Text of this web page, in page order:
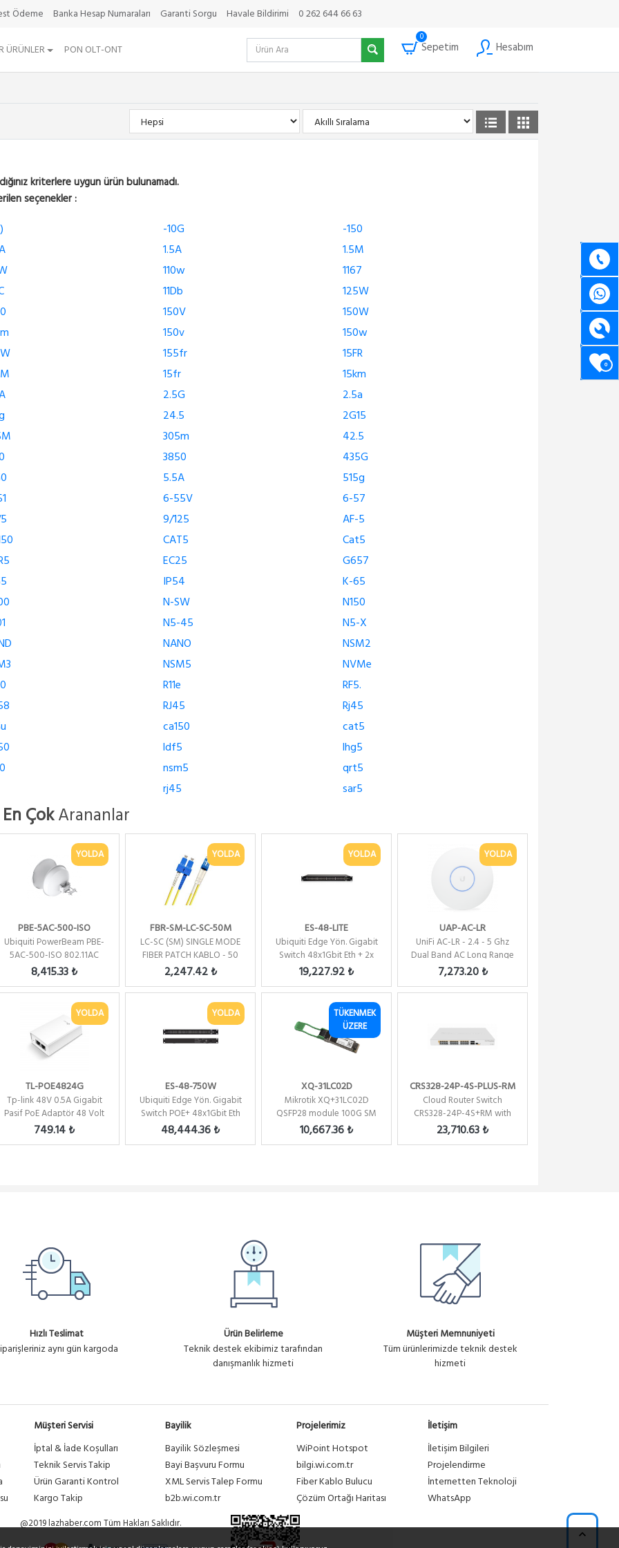
Ödeme Banka Hesap Numaraları Garanti Sorgu Havale Bildirimi 0 262 644 66 63
ÜRÜNLER PON OLT-ONT
0
Sepetim Hesabım
0
kriterlere uygun ürün bulunamadı.
seçenekler :
-10G
-150
1.5A
1.5M
110w
1167
11Db
125W
150V
150W
150v
150w
155fr
15FR
15fr
15km
2.5G
2.5a
24.5
2G15
305m
42.5
3850
435G
5.5A
515g
6-55V
6-57
9/125
AF-5
CAT5
Cat5
EC25
G657
IP54
K-65
N-SW
N150
N5-45
N5-X
NANO
NSM2
NSM5
NVMe
R11e
RF5.
RJ45
Rj45
ca150
cat5
ldf5
lhg5
nsm5
qrt5
rj45 sar5
ÇokArananlar
YOLDA
PBE-5AC-500-ISO
Ubiquiti PowerBeam PBE-
5AC-500-ISO 802.11AC
450MBPS AP
8,415.33 ₺
YOLDA
FBR-SM-LC-SC-50M
LC-SC (SM) SINGLE MODE
FIBER PATCH KABLO - 50
METRE
2,247.42 ₺
YOLDA
ES-48-LITE
Ubiquiti Edge Yön. Gigabit
Switch 48x1Gbit Eth + 2x
SFP + 2x SFP+
19,227.92 ₺
YOLDA
UAP-AC-LR
UniFi AC-LR - 2.4 - 5 Ghz
Dual Band AC Long Range
AP 3x3 MiMo
7,273.20 ₺
YOLDA
TL-POE4824G
Tp-link 48V 0.5A Gigabit
Pasif PoE Adaptör 48 Volt
- 24 Watt 500m...
749.14 ₺
YOLDA
ES-48-750W
Ubiquiti Edge Yön. Gigabit
Switch POE+ 48x1Gbit Eth
+ 2x SFP + 2x ...
48,444.36 ₺
TÜKENMEK
ÜZERE
XQ-31LC02D
Mikrotik XQ+31LC02D
QSFP28 module 100G SM
2km 1310nm CWDM4
10,667.36 ₺
CRS328-24P-4S-PLUS-RM
Cloud Router Switch
CRS328-24P-4S+RM with
RouterOS L5 24 PORT
23,710.63 ₺
Hızlı Teslimat
aynı gün kargoda
Ürün Belirleme
Teknik destek ekibimiz tarafından
danışmanlık hizmeti
Müşteri Memnuniyeti
Tüm ürünlerimizde teknik destek
hizmeti
Müşteri Servisi
İptal & İade Koşulları
Teknik Servis Takip
Ürün Garanti Kontrol
Kargo Takip
Bayilik
Bayilik Sözleşmesi
Bayi Başvuru Formu
XML Servis Talep Formu
b2b.wi.com.tr
Projelerimiz
WiPoint Hotspot
bilgi.wi.com.tr
Fiber Kablo Bulucu
Çözüm Ortağı Haritası
İletişim
İletişim Bilgileri
Projelendirme
İnternetten Teknoloji
WhatsApp
@2019 lazhaber.com Tüm Hakları Saklıdır.